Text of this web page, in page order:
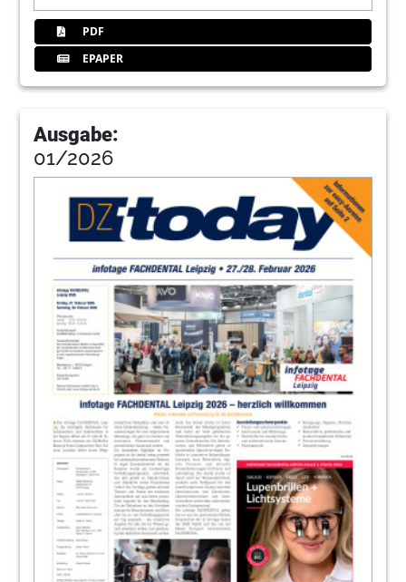
PDF
EPAPER
Ausgabe:
01/2026